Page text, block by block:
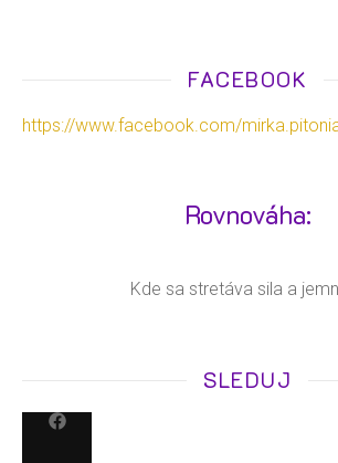
FACEBOOK
https://www.facebook.com/
Rovnováha:
Kde sa stretáva sila a
SLEDUJ